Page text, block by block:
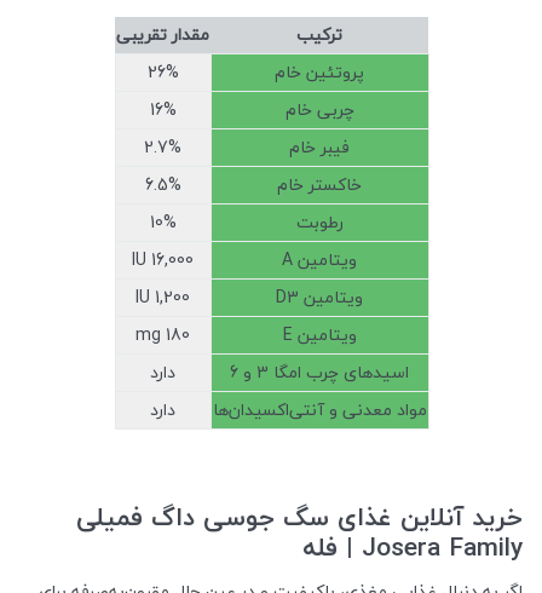
ترکیب
مقدار تقریبی
پروتئین خام
26%
چربی خام
16%
فیبر خام
2.7%
خاکستر خام
6.5%
رطوبت
10%
ویتامین A
16,000 IU
ویتامین D3
1,200 IU
ویتامین E
180 mg
اسیدهای چرب امگا 3 و 6
دارد
مواد معدنی و آنتی‌اکسیدان‌ها
دارد
خرید آنلاین غذای سگ جوسی داگ فمیلی
Josera Family | فله